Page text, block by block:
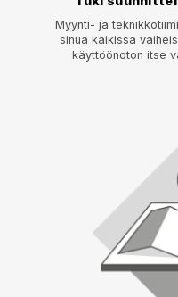
Myynti- ja
sinua kaikissa
käyttöönoton itse